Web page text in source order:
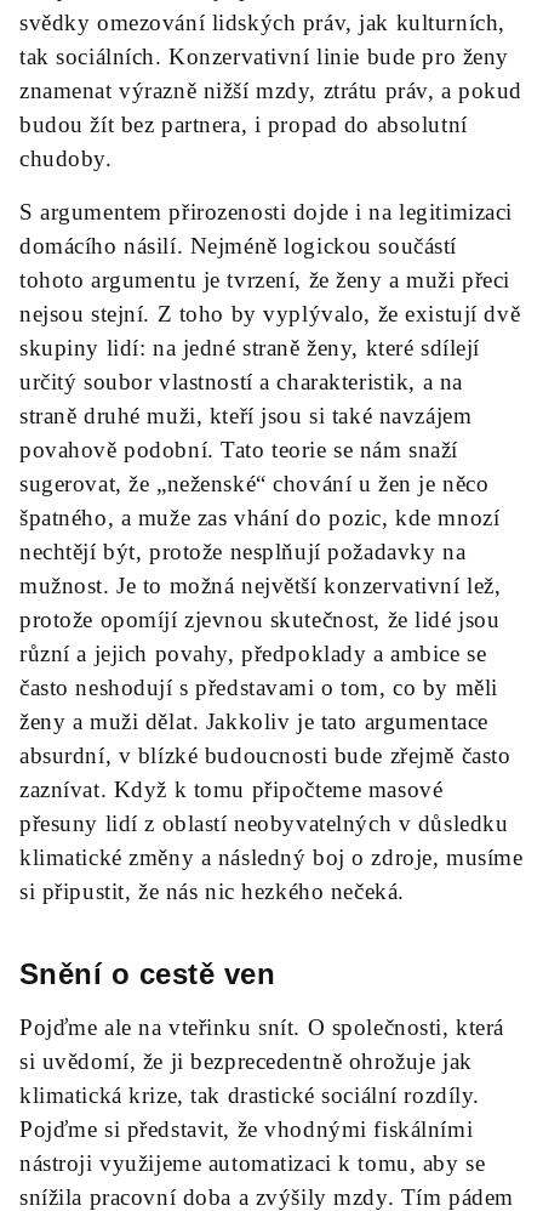
svědky omezování lidských práv, jak kulturních,
tak sociálních. Konzervativní linie bude pro ženy
znamenat výrazně nižší mzdy, ztrátu práv, a pokud
budou žít bez partnera, i propad do absolutní
chudoby.
S argumentem přirozenosti dojde i na legitimizaci
domácího násilí. Nejméně logickou součástí
tohoto argumentu je tvrzení, že ženy a muži přeci
nejsou stejní. Z toho by vyplývalo, že existují dvě
skupiny lidí: na jedné straně ženy, které sdílejí
určitý soubor vlastností a charakteristik, a na
straně druhé muži, kteří jsou si také navzájem
povahově podobní. Tato teorie se nám snaží
sugerovat, že „neženské“ chování u žen je něco
špatného, a muže zas vhání do pozic, kde mnozí
nechtějí být, protože nesplňují požadavky na
mužnost. Je to možná největší konzervativní lež,
protože opomíjí zjevnou skutečnost, že lidé jsou
různí a jejich povahy, předpoklady a ambice se
často neshodují s představami o tom, co by měli
ženy a muži dělat. Jakkoliv je tato argumentace
absurdní, v blízké budoucnosti bude zřejmě často
zaznívat. Když k tomu připočteme masové
přesuny lidí z oblastí neobyvatelných v důsledku
klimatické změny a následný boj o zdroje, musíme
si připustit, že nás nic hezkého nečeká.
Snění o cestě ven
Pojďme ale na vteřinku snít. O společnosti, která
si uvědomí, že ji bezprecedentně ohrožuje jak
klimatická krize, tak drastické sociální rozdíly.
Pojďme si představit, že vhodnými fiskálními
nástroji využijeme automatizaci k tomu, aby se
snížila pracovní doba a zvýšily mzdy. Tím pádem